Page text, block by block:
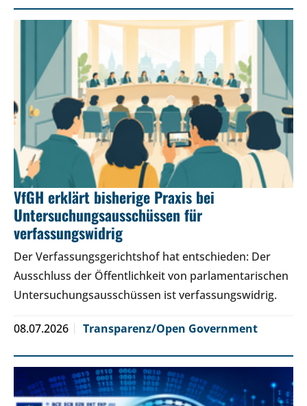
VfGH erklärt bisherige Praxis bei
Untersuchungsausschüssen für
verfassungswidrig
Der Verfassungsgerichtshof hat entschieden: Der
Ausschluss der Öffentlichkeit von parlamentarischen
Untersuchungsausschüssen ist verfassungswidrig.
08.07.2026 Transparenz/Open Government